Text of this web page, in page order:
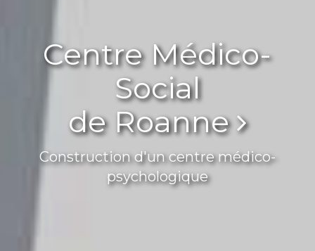
Centre Médico-
Social
de Roanne
Construction d'un centre médico-
psychologique